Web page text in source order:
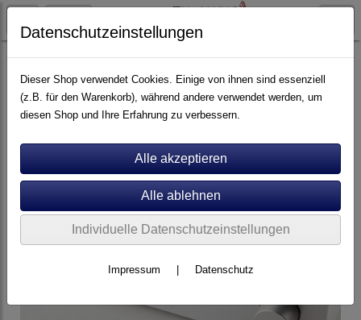
Elektronik Phono-Vorverstärker
Datenschutzeinstellungen
Dieser Shop verwendet Cookies. Einige von ihnen sind essenziell
(z.B. für den Warenkorb), während andere verwendet werden, um
diesen Shop und Ihre Erfahrung zu verbessern.
Individuelle Datenschutzeinstellungen
Impressum Datenschutz